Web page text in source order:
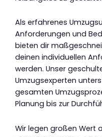
Als erfahrenes
Anforderungen und
bieten dir
deinen individuellen
werden. Unser
Umzugsexperten
gesamten
Planung bis zur
Wir legen großen Wert